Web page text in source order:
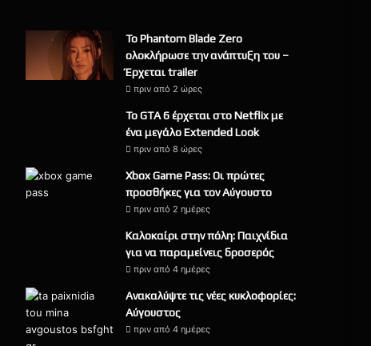
Το Phantom Blade Zero
ολοκλήρωσε την ανάπτυξη του –
Έρχεται trailer
πριν από 2 ώρες
Το GTA 6 έρχεται στο Netflix με
ένα μεγάλο Extended Look
πριν από 8 ώρες
Xbox Game Pass: Οι πρώτες
προσθήκες για τον Αύγουστο
πριν από 2 ημέρες
Καλοκαίρι στην πόλη: Παιχνίδια
για να παραμείνεις δροσερός
πριν από 4 ημέρες
Ανακαλύψτε τις νέες κυκλοφορίες:
Αύγουστος
πριν από 4 ημέρες